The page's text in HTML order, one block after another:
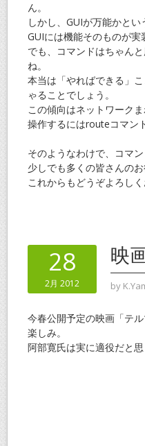
ん。
しかし、GUIが万能かとい
GUIには機能そのものが
でも、コマンドはちゃん
ね。
本当は「やればできる」
ゃることでしょう。
この傾向はネットワーク
操作するにはrouteコマン
そのようなわけで、コマ
少しでも多くの皆さんの
これからもどうぞよろしく
28
2月 2012
映
by
今春公開予定の映画「テ
楽しみ。
阿部寛氏は実に適役だと思